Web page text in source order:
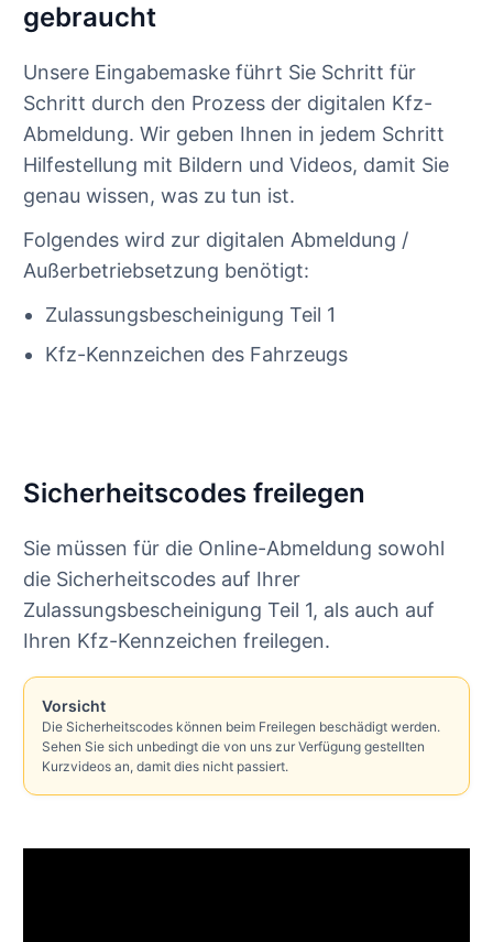
gebraucht
Unsere Eingabemaske führt Sie Schritt für
Schritt durch den Prozess der digitalen Kfz-
Abmeldung. Wir geben Ihnen in jedem Schritt
Hilfestellung mit Bildern und Videos, damit Sie
genau wissen, was zu tun ist.
Folgendes wird zur digitalen Abmeldung /
Außerbetriebsetzung benötigt:
Zulassungsbescheinigung Teil 1
Kfz-Kennzeichen des Fahrzeugs
Sicherheitscodes freilegen
Sie müssen für die Online-Abmeldung sowohl
die Sicherheitscodes auf Ihrer
Zulassungsbescheinigung Teil 1, als auch auf
Ihren Kfz-Kennzeichen freilegen.
Vorsicht
Die Sicherheitscodes können beim Freilegen beschädigt werden.
Sehen Sie sich unbedingt die von uns zur Verfügung gestellten
Kurzvideos an, damit dies nicht passiert.